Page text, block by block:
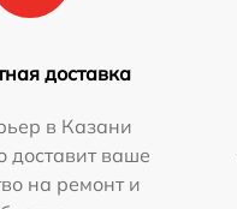
доставка
в Казани
доставит ваше
на ремонт и